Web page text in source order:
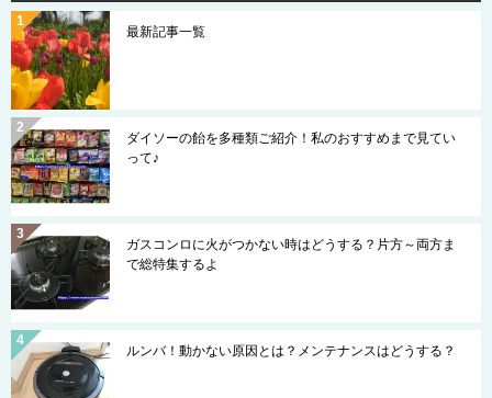
最新記事一覧
ダイソーの飴を多種類ご紹介！私のおすすめまで見てい
って♪
ガスコンロに火がつかない時はどうする？片方～両方ま
で総特集するよ
ルンバ！動かない原因とは？メンテナンスはどうする？